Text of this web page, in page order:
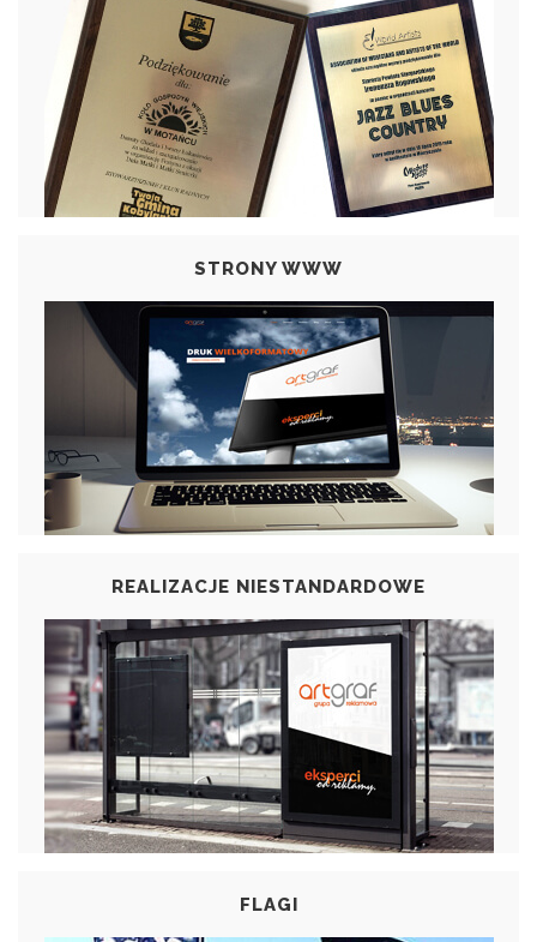
STRONY WWW
REALIZACJE NIESTANDARDOWE
FLAGI